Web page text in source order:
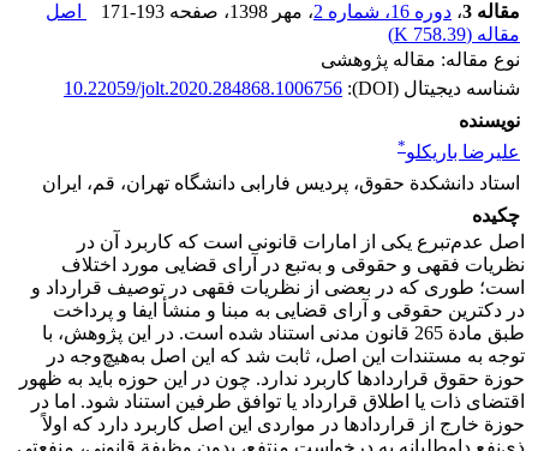
مقاله 3
، دوره 16، شماره 2 ، مهر 1398 ، صفحه 171-193
اصل
مقاله (758.39 K
)
نوع مقاله: مقاله پژوهشی
شناسه دیجیتال (DOI):
10.22059/jolt.2020.284868.1006756
نویسنده
علیرضا باریکلو*
استاد دانشکدة حقوق، پردیس فارابی دانشگاه تهران، قم، ایران
چکیده
اصل عدم‌تبرع یکی از امارات قانونی است که کاربرد آن در
نظریات فقهی و حقوقی و به‌تبع در آرای قضایی مورد اختلاف
است؛ طوری که در بعضی از نظریات فقهی در توصیف قرارداد و
در دکترین حقوقی و آرای قضایی به مبنا و منشأ ایفا و پرداخت
طبق مادة 265 قانون مدنی استناد شده است. در این پژوهش، با
توجه به مستندات این اصل، ثابت شد که این اصل به‌هیچ‌وجه در
حوزة حقوق قراردادها کاربرد ندارد. چون در این حوزه باید به ظهور
اقتضای ذات یا اطلاق قرارداد یا توافق طرفین استناد شود. اما در
حوزة خارج از قراردادها در مواردی این اصل کاربرد دارد که اولاً
ذی‌نفع داوطلبانه به درخواست منتفع، بدون وظیفة قانونی، منفعتی